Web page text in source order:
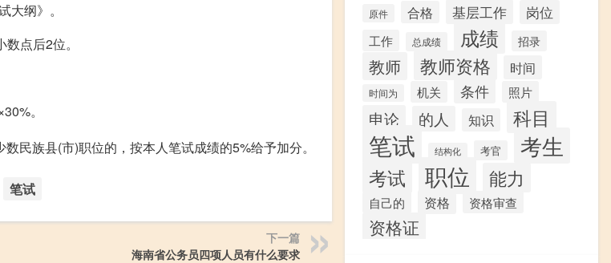
纲》。
点后2位。
。
民族县(市)职位的，按本人笔试成绩的5%给予加分。
笔试
下一篇
海南省公务员四项人员有什么要求
原件 合格 基层工作 岗位
工作 总成绩 成绩 招录
教师 教师资格 时间
时间为 机关 条件 照片
申论 的人 知识 科目
笔试 结构化 考官 考生
考试 职位 能力
自己的 资格 资格审查
资格证